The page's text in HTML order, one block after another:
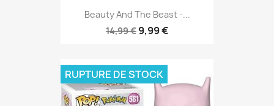
Beauty And The Beast -...
14,99 € 9,99 €
RUPTURE DE STOCK